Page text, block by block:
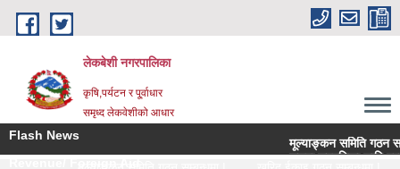
Skip to main content
लेकबेशी नगरपालिका
कृषि,पर्यटन र पू्र्वाधार
समृध्द लेकवेशीको आधार
Flash News
मूल्याङ्कन समिति गठन सम्बन्धमा |
सरुवा सहमतिका लागि दरखास्त